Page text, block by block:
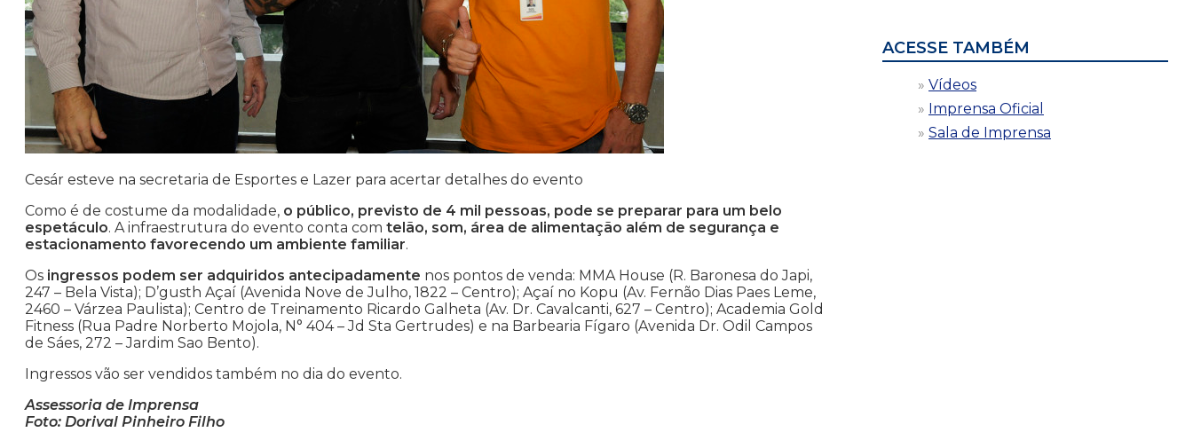
Cesár esteve na secretaria de Esportes e Lazer para acertar detalhes do evento
Como é de costume da modalidade, o público, previsto de 4 mil pessoas, pode se preparar para um belo
espetáculo. A infraestrutura do evento conta com telão, som, área de alimentação além de segurança e
estacionamento favorecendo um ambiente familiar.
Os ingressos podem ser adquiridos antecipadamente nos pontos de venda: MMA House (R. Baronesa do Japi,
247 – Bela Vista); D’gusth Açaí (Avenida Nove de Julho, 1822 – Centro); Açaí no Kopu (Av. Fernão Dias Paes Leme,
2460 – Várzea Paulista); Centro de Treinamento Ricardo Galheta (Av. Dr. Cavalcanti, 627 – Centro); Academia Gold
Fitness (Rua Padre Norberto Mojola, N° 404 – Jd Sta Gertrudes) e na Barbearia Fígaro (Avenida Dr. Odil Campos
de Sáes, 272 – Jardim Sao Bento).
Ingressos vão ser vendidos também no dia do evento.
Assessoria de Imprensa
Foto: Dorival Pinheiro Filho
ACESSE TAMBÉM
Vídeos
Imprensa Oficial
Sala de Imprensa